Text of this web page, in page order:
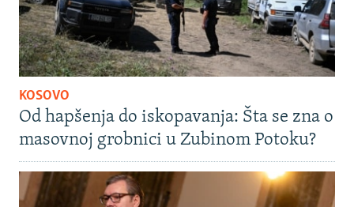
KOSOVO
Od hapšenja do iskopavanja: Šta se zna o
masovnoj grobnici u Zubinom Potoku?